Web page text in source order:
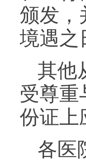
颁发，
境遇之
其他
受尊重
份证上
各医